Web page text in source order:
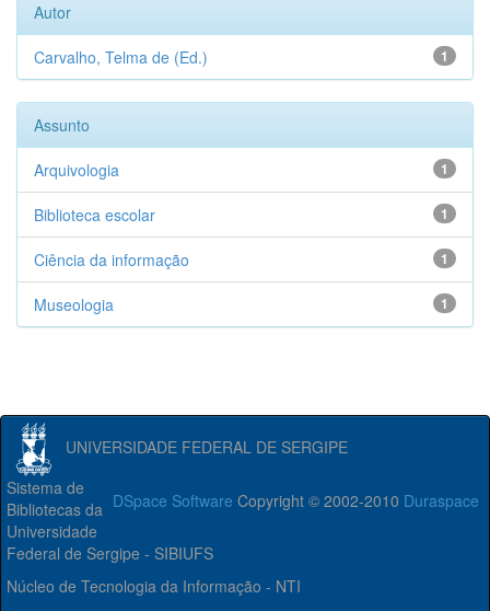
Autor
1
Carvalho, Telma de (Ed.)
Assunto
1
Arquivologia
1
Biblioteca escolar
1
Ciência da informação
1
Museologia
UNIVERSIDADE FEDERAL DE SERGIPE
DSpace Software Copyright © 2002-2010 Duraspace
Sistema de
Bibliotecas da
Universidade
Federal de Sergipe - SIBIUFS
Núcleo de Tecnologia da Informação - NTI